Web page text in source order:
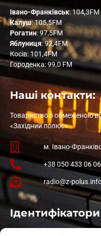
Івано-Франківськ: 104,3FM
Калуш: 105,5FM
Рогатин: 97,5FM
Яблуниця: 92,4FM
Косів: 101,4FM
Городенка: 99,0 FM
Наші контакти:
Товариство з обмеженою
«Західний полюс»
м. Івано-
+38 050 433 06 06
radio@z-